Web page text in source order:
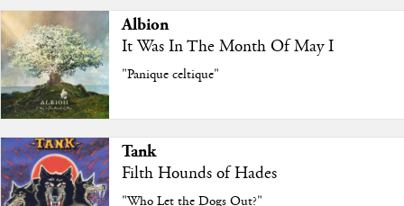
Albion
It Was In The Month Of May I
"Panique celtique"
Tank
Filth Hounds of Hades
"Who Let the Dogs Out?"